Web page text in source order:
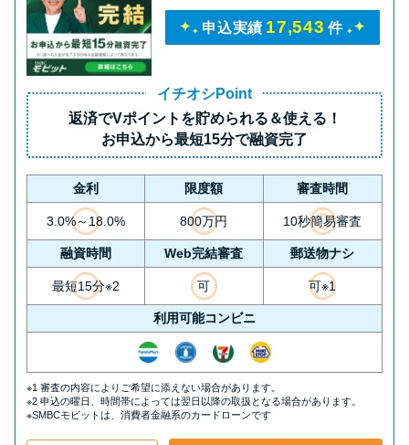
申込実績 17,543 件
イチオシPoint
返済でVポイント を貯められる＆使える！
お申込から最短15分で融資完了
金利 限度額 審査時間
3.0%～18.0% 800万円 10秒簡易審査
融資時間 Web完結審査 郵送物ナシ
最短15分※2 可 可※1
利用可能コンビニ
※1 審査の内容によりご希望に添えない場合があります。
※2 申込の曜日、時間帯によっては翌日以降の取扱となる場合があります。
※SMBCモビットは、消費者金融系のカードローンです